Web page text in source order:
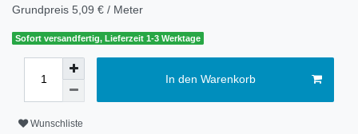
Grundpreis 5,09 € / Meter
Sofort versandfertig, Lieferzeit 1-3 Werktage
In den Warenkorb
Wunschliste